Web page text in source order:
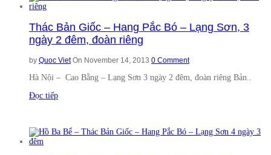
Thác Bản Giốc – Hang Pắc Bó – Lạng Sơn, 3
ngày 2 đêm, đoàn riêng
by Quoc Viet On November 14, 2013 0 Comment
Hà Nội – Cao Bằng – Lạng Sơn 3 ngày 2 đêm, đoàn riêng Bản..
Đọc tiếp